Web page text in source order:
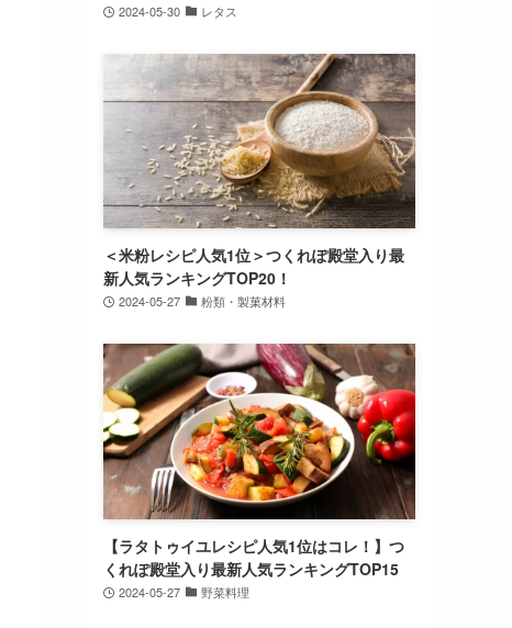
2024-05-30 レタス
＜米粉レシピ人気1位＞つくれぽ殿堂入り最
新人気ランキングTOP20！
2024-05-27 粉類・製菓材料
【ラタトゥイユレシピ人気1位はコレ！】つ
くれぽ殿堂入り最新人気ランキングTOP15
2024-05-27 野菜料理